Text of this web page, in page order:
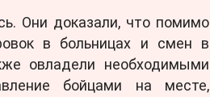
Они доказали, что помимо
в больницах и смен в
овладели необходимыми
бойцами на месте,